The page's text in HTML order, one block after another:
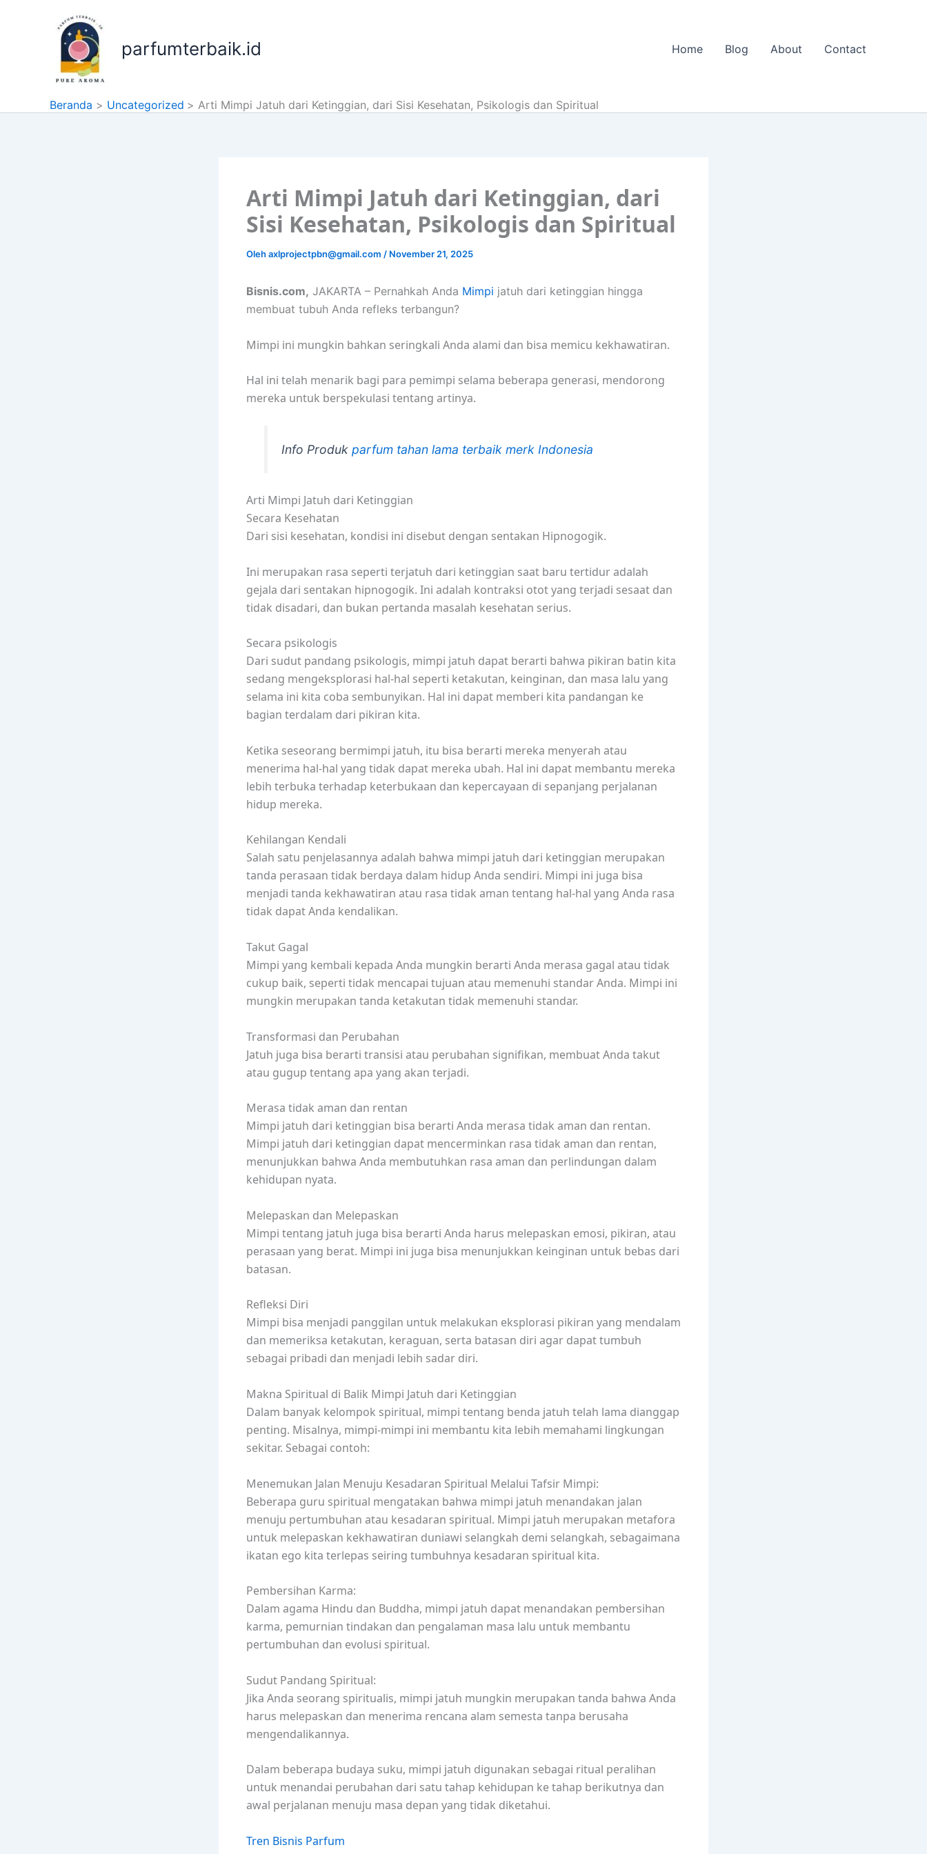
parfumterbaik.id Home Blog About Contact
Beranda Uncategorized Arti Mimpi Jatuh dari Ketinggian, dari Sisi Kesehatan, Psikologis dan Spiritual
Arti Mimpi Jatuh dari Ketinggian, dari
Sisi Kesehatan, Psikologis dan Spiritual
Olehaxlprojectpbn@gmail.com / November 21, 2025
Bisnis.com, JAKARTA – Pernahkah Anda Mimpi jatuh dari ketinggian hingga
membuat tubuh Anda refleks terbangun?
Mimpi ini mungkin bahkan seringkali Anda alami dan bisa memicu kekhawatiran.
Hal ini telah menarik bagi para pemimpi selama beberapa generasi, mendorong
mereka untuk berspekulasi tentang artinya.
Info Produkparfum tahan lama terbaik merk Indonesia
Arti Mimpi Jatuh dari Ketinggian
Secara Kesehatan
Dari sisi kesehatan, kondisi ini disebut dengan sentakan Hipnogogik.
Ini merupakan rasa seperti terjatuh dari ketinggian saat baru tertidur adalah
gejala dari sentakan hipnogogik. Ini adalah kontraksi otot yang terjadi sesaat dan
tidak disadari, dan bukan pertanda masalah kesehatan serius.
Secara psikologis
Dari sudut pandang psikologis, mimpi jatuh dapat berarti bahwa pikiran batin kita
sedang mengeksplorasi hal-hal seperti ketakutan, keinginan, dan masa lalu yang
selama ini kita coba sembunyikan. Hal ini dapat memberi kita pandangan ke
bagian terdalam dari pikiran kita.
Ketika seseorang bermimpi jatuh, itu bisa berarti mereka menyerah atau
menerima hal-hal yang tidak dapat mereka ubah. Hal ini dapat membantu mereka
lebih terbuka terhadap keterbukaan dan kepercayaan di sepanjang perjalanan
hidup mereka.
Kehilangan Kendali
Salah satu penjelasannya adalah bahwa mimpi jatuh dari ketinggian merupakan
tanda perasaan tidak berdaya dalam hidup Anda sendiri. Mimpi ini juga bisa
menjadi tanda kekhawatiran atau rasa tidak aman tentang hal-hal yang Anda rasa
tidak dapat Anda kendalikan.
Takut Gagal
Mimpi yang kembali kepada Anda mungkin berarti Anda merasa gagal atau tidak
cukup baik, seperti tidak mencapai tujuan atau memenuhi standar Anda. Mimpi ini
mungkin merupakan tanda ketakutan tidak memenuhi standar.
Transformasi dan Perubahan
Jatuh juga bisa berarti transisi atau perubahan signifikan, membuat Anda takut
atau gugup tentang apa yang akan terjadi.
Merasa tidak aman dan rentan
Mimpi jatuh dari ketinggian bisa berarti Anda merasa tidak aman dan rentan.
Mimpi jatuh dari ketinggian dapat mencerminkan rasa tidak aman dan rentan,
menunjukkan bahwa Anda membutuhkan rasa aman dan perlindungan dalam
kehidupan nyata.
Melepaskan dan Melepaskan
Mimpi tentang jatuh juga bisa berarti Anda harus melepaskan emosi, pikiran, atau
perasaan yang berat. Mimpi ini juga bisa menunjukkan keinginan untuk bebas dari
batasan.
Refleksi Diri
Mimpi bisa menjadi panggilan untuk melakukan eksplorasi pikiran yang mendalam
dan memeriksa ketakutan, keraguan, serta batasan diri agar dapat tumbuh
sebagai pribadi dan menjadi lebih sadar diri.
Makna Spiritual di Balik Mimpi Jatuh dari Ketinggian
Dalam banyak kelompok spiritual, mimpi tentang benda jatuh telah lama dianggap
penting. Misalnya, mimpi-mimpi ini membantu kita lebih memahami lingkungan
sekitar. Sebagai contoh:
Menemukan Jalan Menuju Kesadaran Spiritual Melalui Tafsir Mimpi:
Beberapa guru spiritual mengatakan bahwa mimpi jatuh menandakan jalan
menuju pertumbuhan atau kesadaran spiritual. Mimpi jatuh merupakan metafora
untuk melepaskan kekhawatiran duniawi selangkah demi selangkah, sebagaimana
ikatan ego kita terlepas seiring tumbuhnya kesadaran spiritual kita.
Pembersihan Karma:
Dalam agama Hindu dan Buddha, mimpi jatuh dapat menandakan pembersihan
karma, pemurnian tindakan dan pengalaman masa lalu untuk membantu
pertumbuhan dan evolusi spiritual.
Sudut Pandang Spiritual:
Jika Anda seorang spiritualis, mimpi jatuh mungkin merupakan tanda bahwa Anda
harus melepaskan dan menerima rencana alam semesta tanpa berusaha
mengendalikannya.
Dalam beberapa budaya suku, mimpi jatuh digunakan sebagai ritual peralihan
untuk menandai perubahan dari satu tahap kehidupan ke tahap berikutnya dan
awal perjalanan menuju masa depan yang tidak diketahui.
Tren Bisnis Parfum